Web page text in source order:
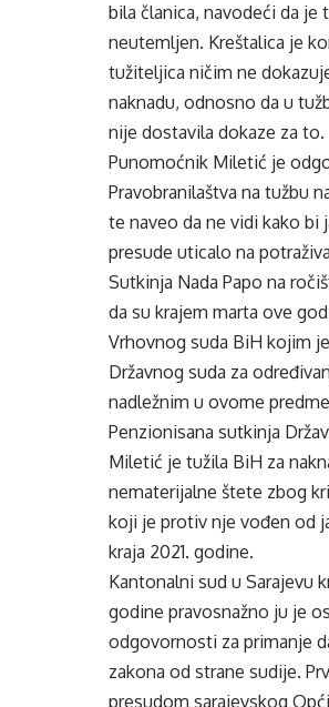
bila članica, navodeći da je
neutemljen. Kreštalica je
tužiteljica ničim ne
naknadu, odnosno da u
nije dostavila dokaze za to.
Punomoćnik Miletić je
Pravobranilaštva na tužbu
te naveo da ne vidi kako bi
presude uticalo na
Sutkinja Nada Papo na
da su krajem marta ove
Vrhovnog suda BiH kojim
Državnog suda za
nadležnim u ovome
Penzionisana sutkinja
Miletić je tužila BiH za
nematerijalne štete zbog
koji je protiv nje vođen od
kraja 2021. godine.
Kantonalni sud u Sarajevu
godine pravosnažno ju je
odgovornosti za primanje
zakona od strane sudije.
presudom sarajevskog